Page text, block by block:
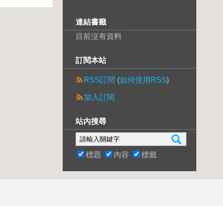
連結書籤
目前沒有資料
訂閱本站
RSS訂閱 (如何使用RSS)
加入訂閱
站內搜尋
標題 內容 標籤